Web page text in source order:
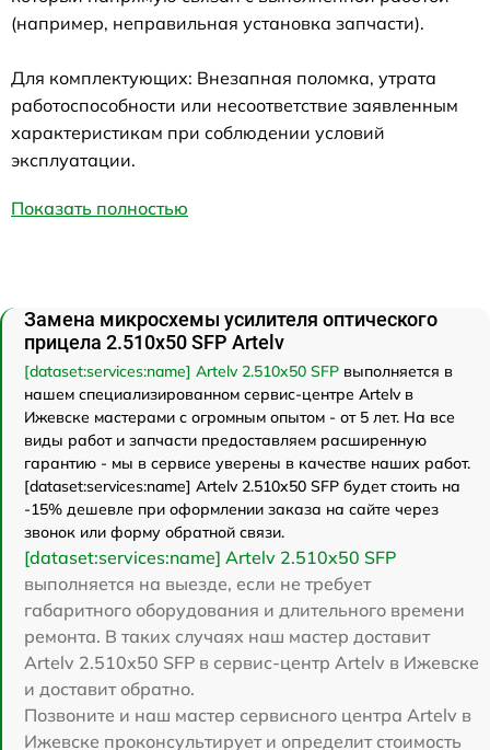
(например, неправильная установка запчасти).
Для комплектующих: Внезапная поломка, утрата
работоспособности или несоответствие заявленным
характеристикам при соблюдении условий
эксплуатации.
Показать полностью
Замена микросхемы усилителя оптического
прицела 2.510x50 SFP Artelv
[dataset:services:name] Artelv 2.510x50 SFP выполняется в
нашем специализированном сервис-центре Artelv в
Ижевске мастерами с огромным опытом - от 5 лет. На все
виды работ и запчасти предоставляем расширенную
гарантию - мы в сервисе уверены в качестве наших работ.
[dataset:services:name] Artelv 2.510x50 SFP будет стоить на
-15% дешевле при оформлении заказа на сайте через
звонок или форму обратной связи.
[dataset:services:name] Artelv 2.510x50 SFP
выполняется на выезде, если не требует
габаритного оборудования и длительного времени
ремонта. В таких случаях наш мастер доставит
Artelv 2.510x50 SFP в сервис-центр Artelv в Ижевске
и доставит обратно.
Позвоните и наш мастер сервисного центра Artelv в
Ижевске проконсультирует и определит стоимость